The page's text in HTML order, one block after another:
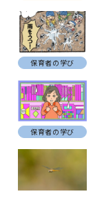
保育者の学び
保育者の学び